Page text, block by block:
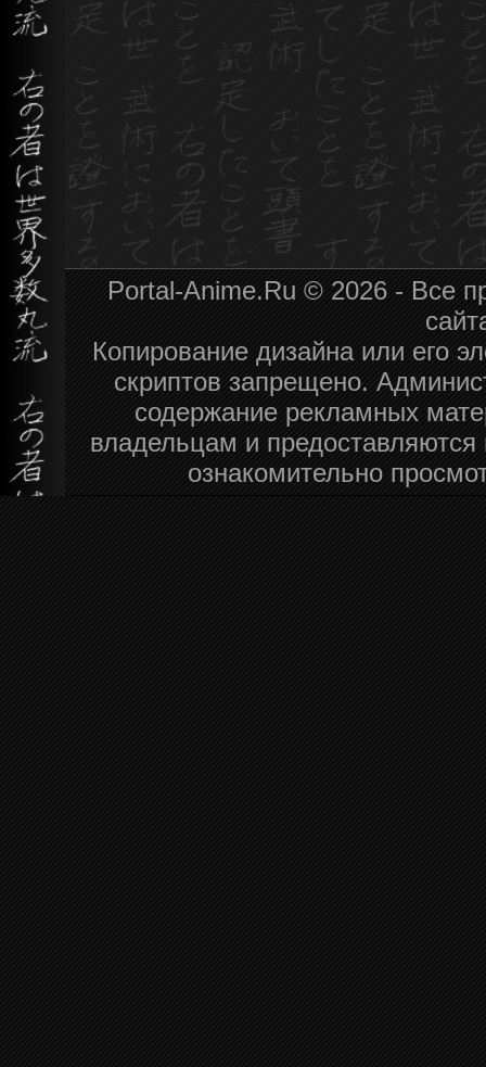
Portal-Anime.Ru © 2026 - Все
Копирование дизайна или его
скриптов запрещено.
содержание рекламных
владельцам и
ознакомительно